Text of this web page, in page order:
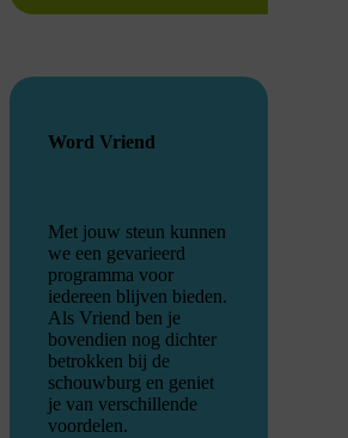
Word Vriend
Met jouw steun kunnen
we een gevarieerd
programma voor
iedereen blijven bieden.
Als Vriend ben je
bovendien nog dichter
betrokken bij de
schouwburg en geniet
je van verschillende
voordelen.